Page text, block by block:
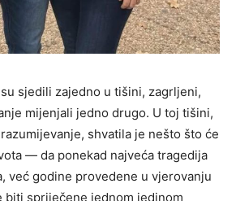
sjedili zajedno u tišini, zagrljeni,
mijenjali jedno drugo. U toj tišini,
shvatila je nešto što će
— da ponekad najveća tragedija
već godine provedene u vjerovanju
biti spriječene jednom jedinom